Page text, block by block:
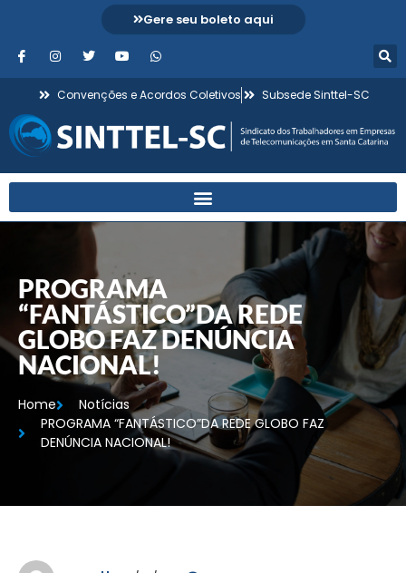
Gere seu boleto aqui
Convenções e Acordos Coletivos Subsede Sinttel-SC
PROGRAMA
“FANTÁSTICO”DA REDE
GLOBO FAZ DENÚNCIA
NACIONAL!
Home
Notícias
PROGRAMA “FANTÁSTICO”DA REDE GLOBO FAZ
DENÚNCIA NACIONAL!